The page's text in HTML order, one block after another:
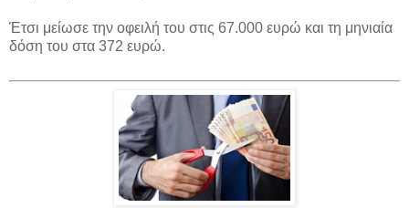
Έτσι μείωσε την οφειλή του στις 67.000 ευρώ και τη μηνιαία
δόση του στα 372 ευρώ.